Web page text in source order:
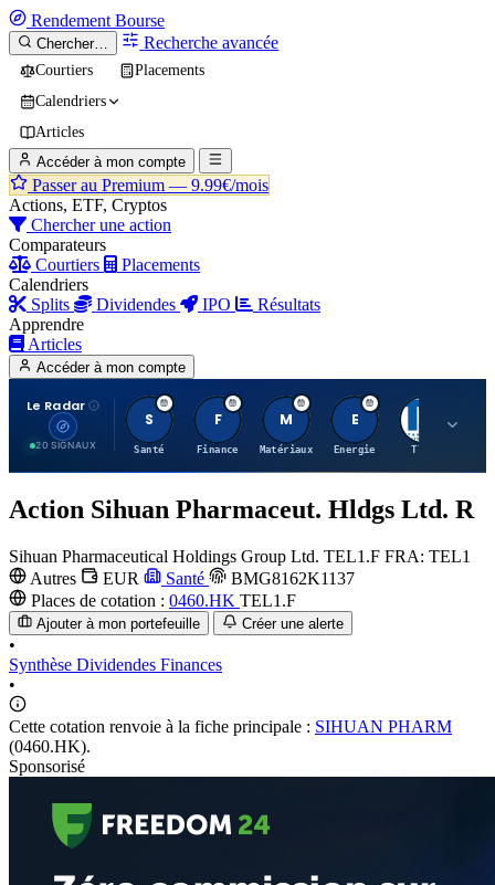
Rendement Bourse
Chercher… Recherche avancée
Courtiers
Placements
Calendriers
Articles
Accéder à mon compte
Passer au Premium — 9.99€/mois
Actions, ETF, Cryptos
Chercher une action
Comparateurs
Courtiers
Placements
Calendriers
Splits
Dividendes IPO
Résultats
Apprendre
Articles
Accéder à mon compte
Le Radar
20 SIGNAUX
S
Santé
F
Finance
M
Matériaux
E
Energie TTWO
Action Sihuan Pharmaceut. Hldgs Ltd. R
Sihuan Pharmaceutical Holdings Group Ltd. TEL1.F FRA: TEL1
Autres
EUR Santé
BMG8162K1137
Places de cotation : 0460.HK TEL1.F
Ajouter à mon portefeuille Créer une alerte
•
Synthèse Dividendes Finances
•
Cette cotation renvoie à la fiche principale : SIHUAN PHARM
(0460.HK).
Sponsorisé